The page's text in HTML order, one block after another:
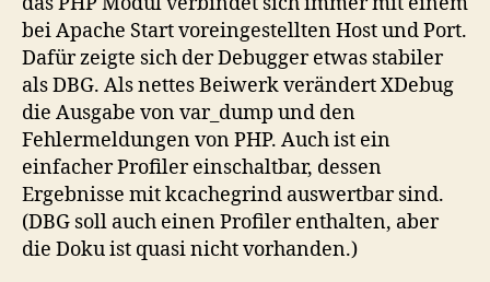
bei Apache Start voreingestellten Host und Port.
Dafür zeigte sich der Debugger etwas stabiler
als DBG. Als nettes Beiwerk verändert XDebug
die Ausgabe von var_dump und den
Fehlermeldungen von PHP. Auch ist ein
einfacher Profiler einschaltbar, dessen
Ergebnisse mit kcachegrind auswertbar sind.
(DBG soll auch einen Profiler enthalten, aber
die Doku ist quasi nicht vorhanden.)